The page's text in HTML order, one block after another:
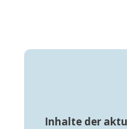
Inhalte der